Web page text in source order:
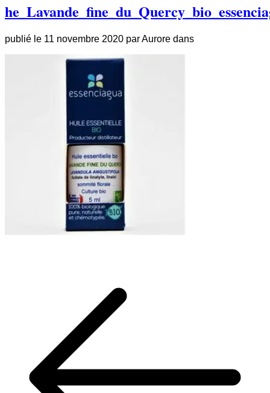
publié le 11 novembre 2020 parAurore dans